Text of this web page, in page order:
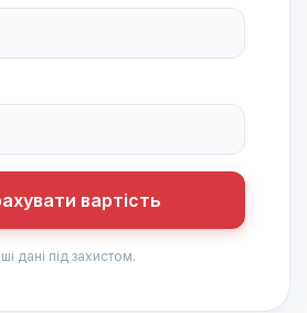
вартість
дані під захистом.